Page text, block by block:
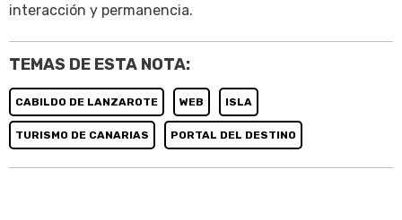
interacción y permanencia.
TEMAS DE ESTA NOTA:
CABILDO DE LANZAROTE WEB ISLA
TURISMO DE CANARIAS PORTAL DEL DESTINO